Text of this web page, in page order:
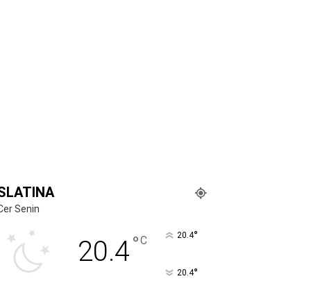
Senin
20.4°C 20.4°
20.4°